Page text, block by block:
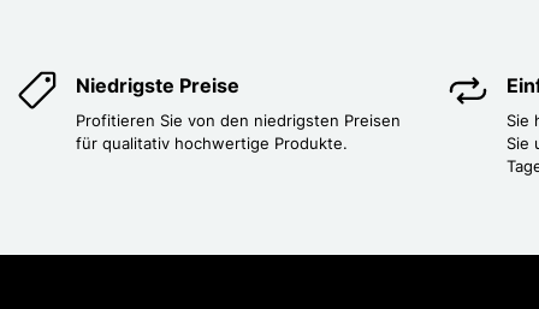
Niedrigste Preise
Profitieren Sie von den niedrigsten Preisen
für qualitativ hochwertige Produkte.
Sie
Sie